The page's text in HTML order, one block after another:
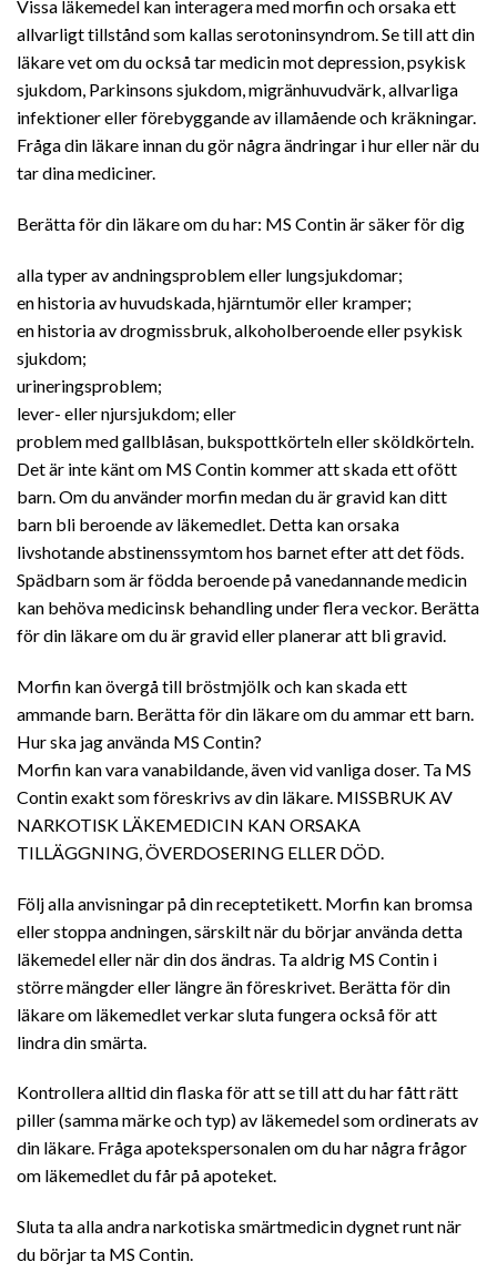
Vissa läkemedel kan interagera med morfin och orsaka ett
allvarligt tillstånd som kallas serotoninsyndrom. Se till att din
läkare vet om du också tar medicin mot depression, psykisk
sjukdom, Parkinsons sjukdom, migränhuvudvärk, allvarliga
infektioner eller förebyggande av illamående och kräkningar.
Fråga din läkare innan du gör några ändringar i hur eller när du
tar dina mediciner.
Berätta för din läkare om du har: MS Continär säker för dig
alla typer av andningsproblem eller lungsjukdomar;
en historia av huvudskada, hjärntumör eller kramper;
en historia av drogmissbruk, alkoholberoende eller psykisk
sjukdom;
urineringsproblem;
lever- eller njursjukdom; eller
problem med gallblåsan, bukspottkörteln eller sköldkörteln.
Det är inte känt om MS Contin kommer att skada ett ofött
barn. Om du använder morfin medan du är gravid kan ditt
barn bli beroende av läkemedlet. Detta kan orsaka
livshotande abstinenssymtom hos barnet efter att det föds.
Spädbarn som är födda beroende på vanedannande medicin
kan behöva medicinsk behandling under flera veckor. Berätta
för din läkare om du är gravid eller planerar att bli gravid.
Morfin kan övergå till bröstmjölk och kan skada ett
ammande barn. Berätta för din läkare om du ammar ett barn.
Hur ska jag använda MS Contin?
Morfin kan vara vanabildande, även vid vanliga doser. Ta MS
Contin exakt som föreskrivs av din läkare. MISSBRUK AV
NARKOTISK LÄKEMEDICIN KAN ORSAKA
TILLÄGGNING, ÖVERDOSERING ELLER DÖD.
Följ alla anvisningar på din receptetikett. Morfin kan bromsa
eller stoppa andningen, särskilt när du börjar använda detta
läkemedel eller när din dos ändras. Ta aldrig MS Contin i
större mängder eller längre än föreskrivet. Berätta för din
läkare om läkemedlet verkar sluta fungera också för att
lindra din smärta.
Kontrollera alltid din flaska för att se till att du har fått rätt
piller (samma märke och typ) av läkemedel som ordinerats av
din läkare. Fråga apotekspersonalen om du har några frågor
om läkemedlet du får på apoteket.
Sluta ta alla andra narkotiska smärtmedicin dygnet runt när
du börjar ta MS Contin.